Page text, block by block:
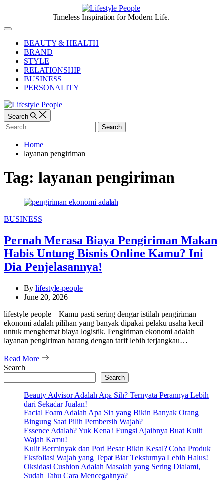
content
People
Timeless Inspiration for Modern Life.
Off
CanvasBEAUTY & HEALTH
BRAND
STYLE
RELATIONSHIP
BUSINESS
PERSONALITY
Search
Search
for:
Home
layanan pengiriman
Tag: layanan pengiriman
Categories
BUSINESS
Pernah Merasa Biaya Pengiriman Makan
Habis Untung Bisnis Online Kamu? Ini
Dia Penjelasannya!
By lifestyle-people
June 20, 2026
lifestyle people – Kamu pasti sering dengar istilah pengiriman
ekonomi adalah pilihan yang banyak dipakai pelaku usaha kecil
untuk menghemat biaya logistik. Pengiriman ekonomi adalah
layanan pengiriman barang dengan tarif lebih terjangkau…
Read More
Search
Search
Beauty Advisor Adalah Apa Sih? Ternyata Perannya Lebih
dari Sekadar Jualan!
Facial Foam Adalah Apa Sih yang Bikin Banyak Orang
Bingung Saat Pilih Pembersih Wajah?
Essence Adalah? Yuk Kenali Fungsi Ajaibnya Buat Kulit
Wajah Kamu!
Kulit Berminyak dan Pori Besar Bikin Kesal? Coba Produk
Eksfoliasi Wajah yang Tepat Biar Teksturnya Lebih Halus!
Oksidasi Cushion Adalah Masalah yang Sering Dialami,
Sudah Tahu Cara Mencegahnya?